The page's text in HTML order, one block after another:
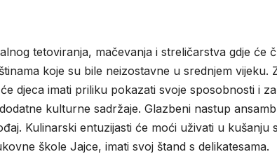
tetoviranja, mačevanja i streličarstva gdje će
koje su bile neizostavne u srednjem
djeca imati priliku pokazati svoje sposobnosti i
kulturne sadržaje. Glazbeni nastup
Kulinarski entuzijasti će moći uživati u kušanju
škole Jajce, imati svoj štand s delikatesama.